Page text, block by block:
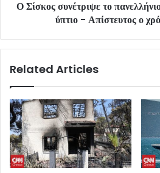
Ο Σίσκος συνέτριψε το
ύπτιο - Απίστευτος ο
Related Articles